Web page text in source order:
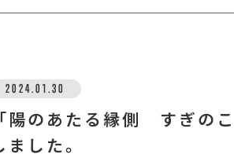
2024.01.30
「陽のあたる縁側 すぎの
ました。